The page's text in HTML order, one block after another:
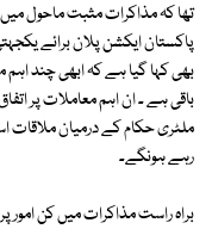
تھا کہ مذاکرات مثبت ماحول
پاکستان ایکشن پلان برائے
بھی کہا گیا ہے کہ ابھی چند اہم
باقی ہے ۔ ان اہم معاملات پر
ملٹری حکام کے درمیان ملاقات
رہے ہونگے۔
براہ راست مذاکرات میں کن